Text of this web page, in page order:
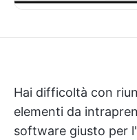
Hai difficoltà con
elementi da
software giusto per